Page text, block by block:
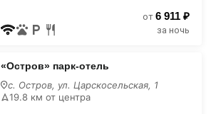
от 6 911 ₽
за ночь
«Остров» парк-отель
с. Остров, ул. Царскосельская, 1
19.8 км от центра